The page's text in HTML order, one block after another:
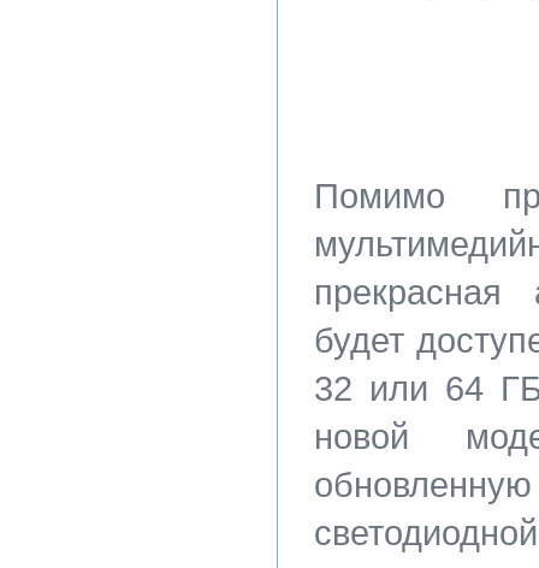
Помимо
будет
32 или 64
новой